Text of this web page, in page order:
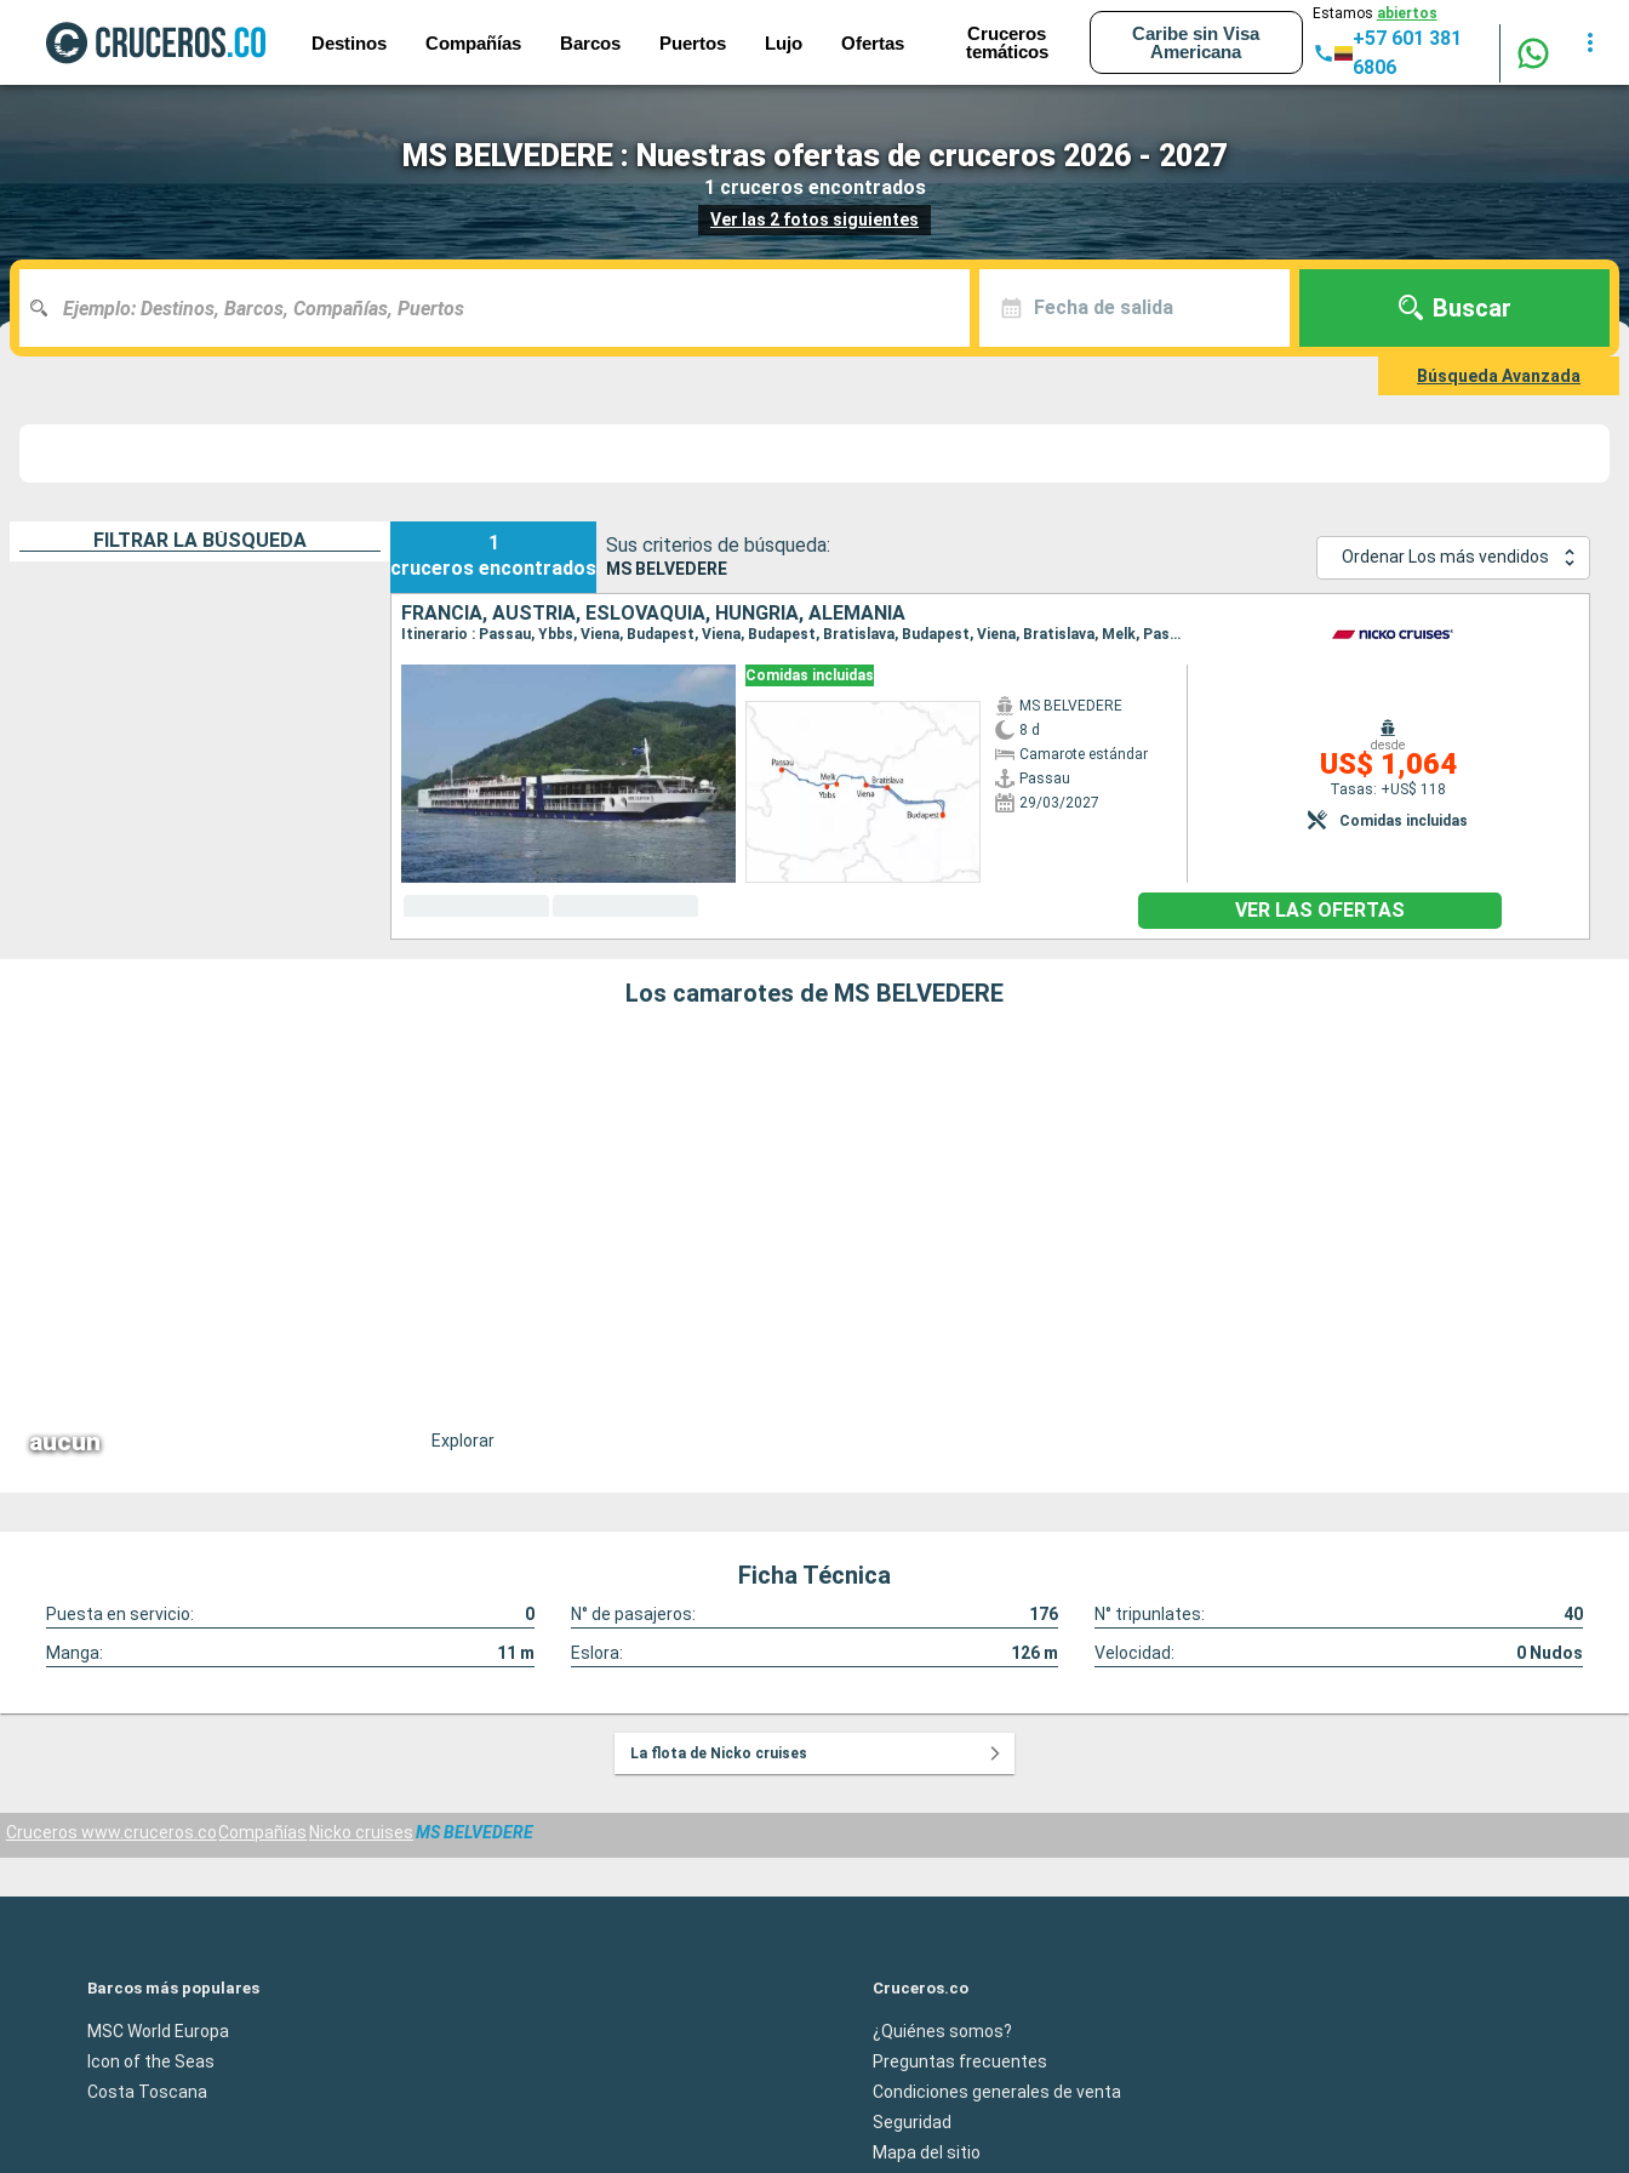
Destinos Compañías Barcos Puertos Lujo Ofertas
Cruceros
temáticos
Caribe sin Visa
Americana
Estamos abiertos
+57 601 381
6806
MS BELVEDERE : Nuestras ofertas de cruceros 2026 - 2027
1 cruceros encontrados
Ver las 2 fotos siguientes
Fecha de salida Buscar
Búsqueda Avanzada
FILTRAR LA BÚSQUEDA
1
cruceros encontrados
Sus criterios de búsqueda:
MS BELVEDERE
Ordenar Los más vendidos
FRANCIA, AUSTRIA, ESLOVAQUIA, HUNGRÍA, ALEMANIA
Itinerario : Passau, Ybbs, Viena, Budapest, Viena, Budapest, Bratislava, Budapest, Viena, Bratislava, Melk, Passau
Comidas incluidas
MS BELVEDERE
8 d
Camarote estándar
Passau
29/03/2027
desde
US$ 1,064
Tasas: +US$ 118
Comidas incluidas
VER LAS OFERTAS
Los camarotes de MS BELVEDERE
aucun Explorar
Ficha Técnica
Puesta en servicio: 0 N° de pasajeros: 176 N° tripunlates:
40
Manga:
11 m Eslora: 126 m Velocidad: 0 Nudos
La flota de Nicko cruises
Cruceros www.cruceros.coCompañías Nicko cruisesMS BELVEDERE
Barcos más populares
MSC World Europa
Icon of the Seas
Costa Toscana
Cruceros.co
¿Quiénes somos?
Preguntas frecuentes
Condiciones generales de venta
Seguridad
Mapa del sitio